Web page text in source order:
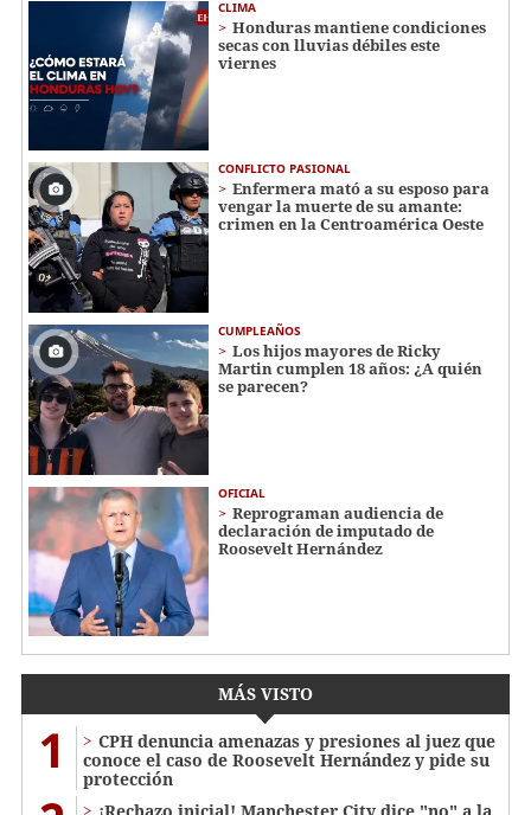
CLIMA
Honduras mantiene condiciones
secas con lluvias débiles este
viernes
CONFLICTO PASIONAL
Enfermera mató a su esposo para
vengar la muerte de su amante:
crimen en la Centroamérica Oeste
CUMPLEAÑOS
Los hijos mayores de Ricky
Martin cumplen 18 años: ¿A quién
se parecen?
OFICIAL
Reprograman audiencia de
declaración de imputado de
Roosevelt Hernández
MÁS VISTO
1
CPH denuncia amenazas y presiones al juez que
conoce el caso de Roosevelt Hernández y pide su
protección